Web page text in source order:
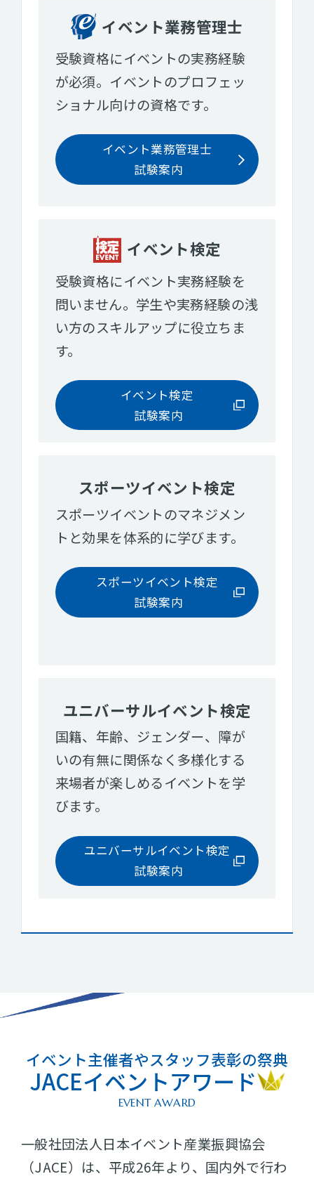
イベント業務管理士
受験資格にイベントの実務経験
が必須。イベントのプロフェッ
ショナル向けの資格です。
イベント業務管理士
試験案内
イベント検定
受験資格にイベント実務経験を
問いません。学生や実務経験の浅
い方のスキルアップに役立ちま
す。
イベント検定
試験案内
スポーツイベント検定
スポーツイベントのマネジメン
トと効果を体系的に学びます。
スポーツイベント検定
試験案内
ユニバーサルイベント検定
国籍、年齢、ジェンダー、障が
いの有無に関係なく多様化する
来場者が楽しめるイベントを学
びます。
ユニバーサルイベント検定
試験案内
イベント主催者やスタッフ表彰の祭典
JACEイベントアワード
EVENT AWARD
一般社団法人日本イベント産業振興協会
（JACE）は、平成26年より、国内外で行わ